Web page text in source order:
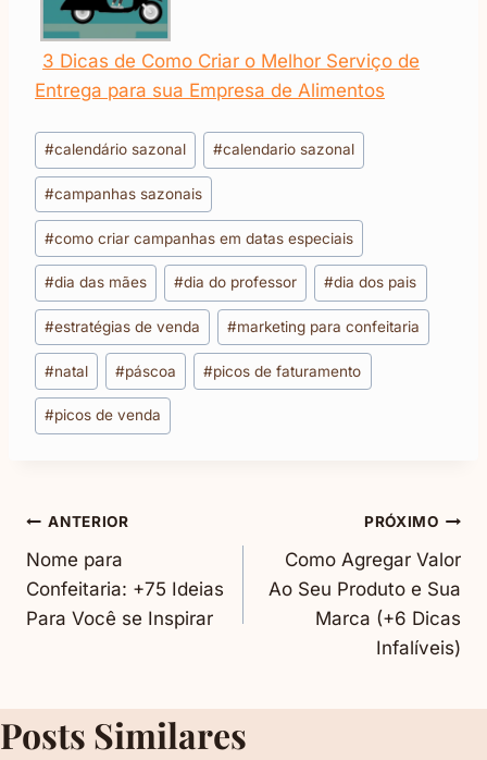
3 Dicas de Como Criar o Melhor Serviço de
Entrega para sua Empresa de Alimentos
Tags
do
Post:
#calendário sazonal #calendario sazonal
#campanhas sazonais
#como criar campanhas em datas especiais
#dia das mães #dia do professor #dia dos pais
#estratégias de venda #marketing para confeitaria
#natal #páscoa #picos de faturamento
#picos de venda
Navegação
De
Post
ANTERIOR
Nome para
Confeitaria: +75 Ideias
Para Você se Inspirar
PRÓXIMO
Como Agregar Valor
Ao Seu Produto e Sua
Marca (+6 Dicas
Infalíveis)
Posts Similares